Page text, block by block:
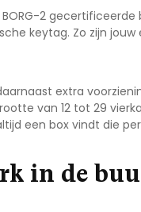
2
keytag. Zo zijn
extra
van 12 tot 29
een box vindt die
in de